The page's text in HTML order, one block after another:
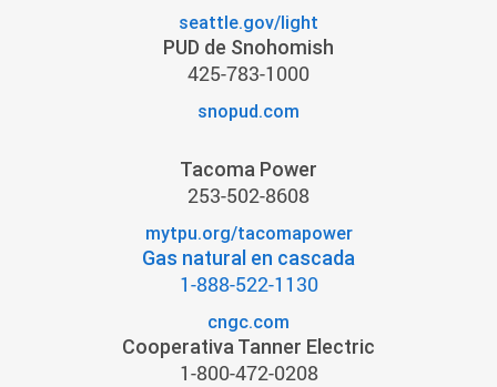
seattle.gov/light
PUD de Snohomish
425-783-1000
snopud.com
Tacoma Power
253-502-8608
mytpu.org/tacomapower
Gas natural en cascada
1-888-522-1130
cngc.com
Cooperativa Tanner Electric
1-800-472-0208